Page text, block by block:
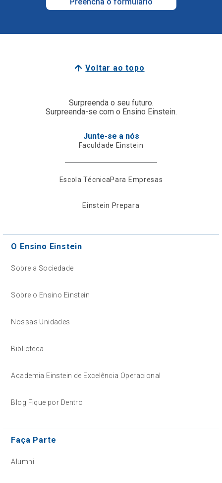
Voltar ao topo
Surpreenda o seu futuro.
Surpreenda-se com o Ensino Einstein.
Junte-se a nós
Faculdade Einstein
Escola TécnicaPara Empresas
Einstein Prepara
O Ensino Einstein
Sobre a Sociedade
Sobre o Ensino Einstein
Nossas Unidades
Biblioteca
Academia Einstein de Excelência Operacional
Blog Fique por Dentro
Faça Parte
Alumni